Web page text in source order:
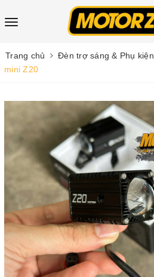
Trang chủ Đèn trợ sáng & Phụ kiện
mini Z20